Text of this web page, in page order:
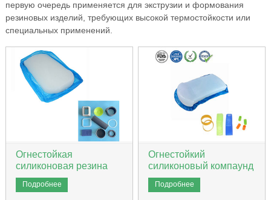
первую очередь применяется для экструзии и формования
резиновых изделий, требующих высокой термостойкости или
специальных применений.
Огнестойкая
силиконовая резина
Подробнее
Огнестойкий
силиконовый компаунд
Подробнее